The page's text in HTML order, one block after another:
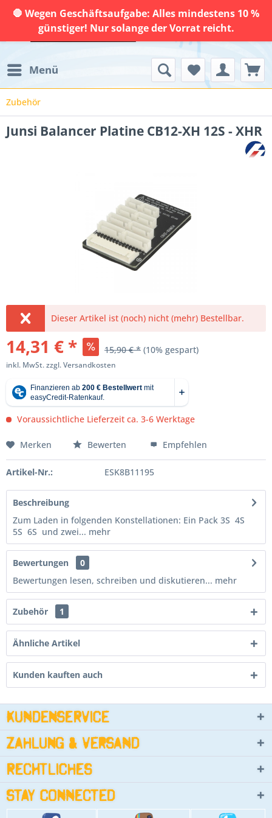
🛑 Wegen Geschäftsaufgabe: Alles mindestens 10 %
günstiger! Nur solange der Vorrat reicht.
Menü
Zubehör
Junsi Balancer Platine CB12-XH 12S - XHR
Dieser Artikel ist (noch) nicht (mehr) Bestellbar.
14,31 € * 15,90 € * (10% gespart)
inkl. MwSt.zzgl. Versandkosten
Voraussichtliche Lieferzeit ca. 3-6 Werktage
Merken Bewerten Empfehlen
Artikel-Nr.: ESK8B11195
Beschreibung
Zum Laden in folgenden Konstellationen: Ein Pack 3S 4S
5S 6S und zwei... mehr
Bewertungen
0
Bewertungen lesen, schreiben und diskutieren... mehr
Zubehör 1
Ähnliche Artikel
Kunden kauften auch
Kundenservice
Zahlung & Versand
Rechtliches
Stay connected